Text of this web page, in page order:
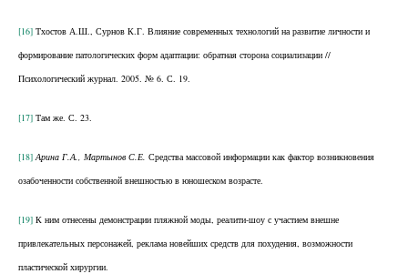
[16] Тхостов А.Ш., Сурнов К.Г. Влияние современных технологий на развитие личности и
формирование патологических форм адаптации: обратная сторона социализации //
Психологический журнал. 2005. № 6. С. 19.
[17] Там же. С. 23.
[18] Арина Г.А., Мартынов С.Е. Средства массовой информации как фактор возникновения
озабоченности собственной внешностью в юношеском возрасте.
[19] К ним отнесены демонстрации пляжной моды, реалити-шоу с участием внешне
привлекательных персонажей, реклама новейших средств для похудения, возможности
пластической хирургии.